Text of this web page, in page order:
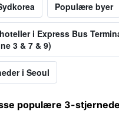
Populære byer
i Express Bus
3 & 7 & 9)
i Seoul
populære 3-